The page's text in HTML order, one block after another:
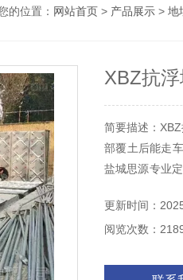
的位置： 网站首页 > 产品展示 > 地
XBZ抗
简要描述：
部覆土后能走
盐城思源专业
更新时间：
阅览次数：